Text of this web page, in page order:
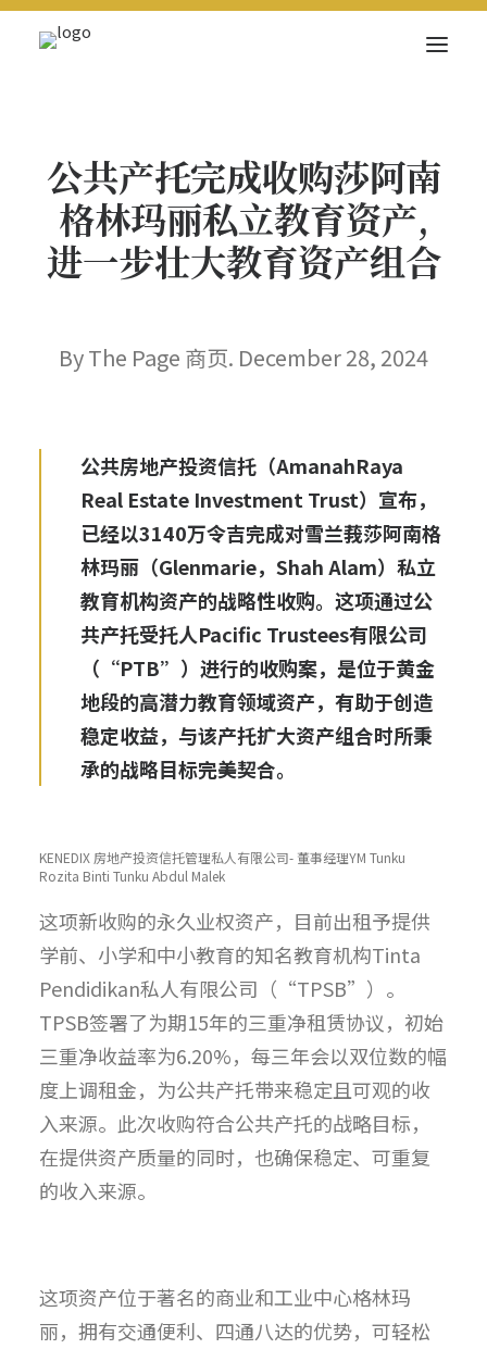
新闻内容
商页菁英
快讯
公共产托完成收购莎阿南
格林玛丽私立教育资产,
进一步壮大教育资产组合
By The Page 商页. December 28, 2024
公共房地产投资信托（AmanahRaya
Real Estate Investment Trust）宣布，
已经以3140万令吉完成对雪兰莪莎阿南格
林玛丽（Glenmarie，Shah Alam）私立
教育机构资产的战略性收购。这项通过公
共产托受托人Pacific Trustees有限公司
（“PTB”）进行的收购案，是位于黄金
地段的高潜力教育领域资产，有助于创造
稳定收益，与该产托扩大资产组合时所秉
承的战略目标完美契合。
KENEDIX 房地产投资信托管理私人有限公司- 董事经理YM Tunku
Rozita Binti Tunku Abdul Malek
这项新收购的永久业权资产，目前出租予提供
学前、小学和中小教育的知名教育机构Tinta
Pendidikan私人有限公司（“TPSB”）。
TPSB签署了为期15年的三重净租赁协议，初始
三重净收益率为6.20%，每三年会以双位数的幅
度上调租金，为公共产托带来稳定且可观的收
入来源。此次收购符合公共产托的战略目标，
在提供资产质量的同时，也确保稳定、可重复
的收入来源。
这项资产位于著名的商业和工业中心格林玛
丽，拥有交通便利、四通八达的优势，可轻松